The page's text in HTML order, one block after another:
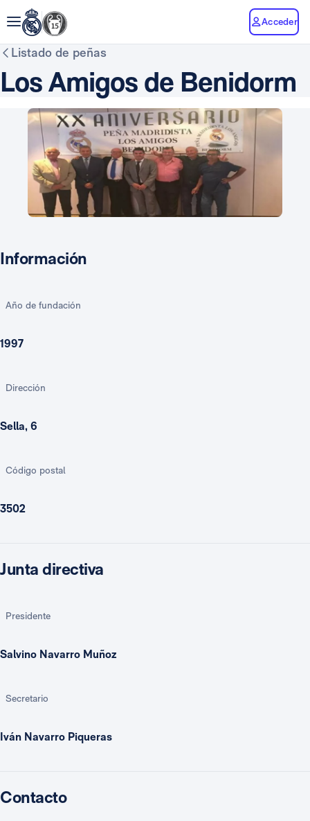
Acceder
Listado de peñas
Los Amigos de Benidorm
Información
Año de fundación
1997
Dirección
Sella, 6
Código postal
3502
Junta directiva
Presidente
Salvino Navarro Muñoz
Secretario
Iván Navarro Piqueras
Contacto